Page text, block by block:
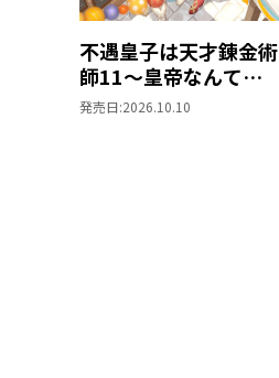
不遇皇子は天才錬金術
師11～皇帝なんて柄
じゃないので弟妹を可
発売日:2026.10.10